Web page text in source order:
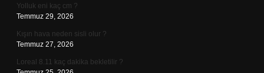
Yolluk eni kaç cm ?
Temmuz 29, 2026
Kışın hava neden sisli olur ?
Temmuz 27, 2026
Loreal 8.11 kaç dakika bekletilir ?